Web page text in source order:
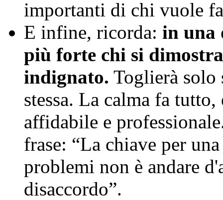
importanti di chi vuole
E infine, ricorda: in una
più forte chi si
indignato. Toglierà solo
stessa. La calma fa
affidabile e
frase: “La chiave per
problemi non è andare
disaccordo”.